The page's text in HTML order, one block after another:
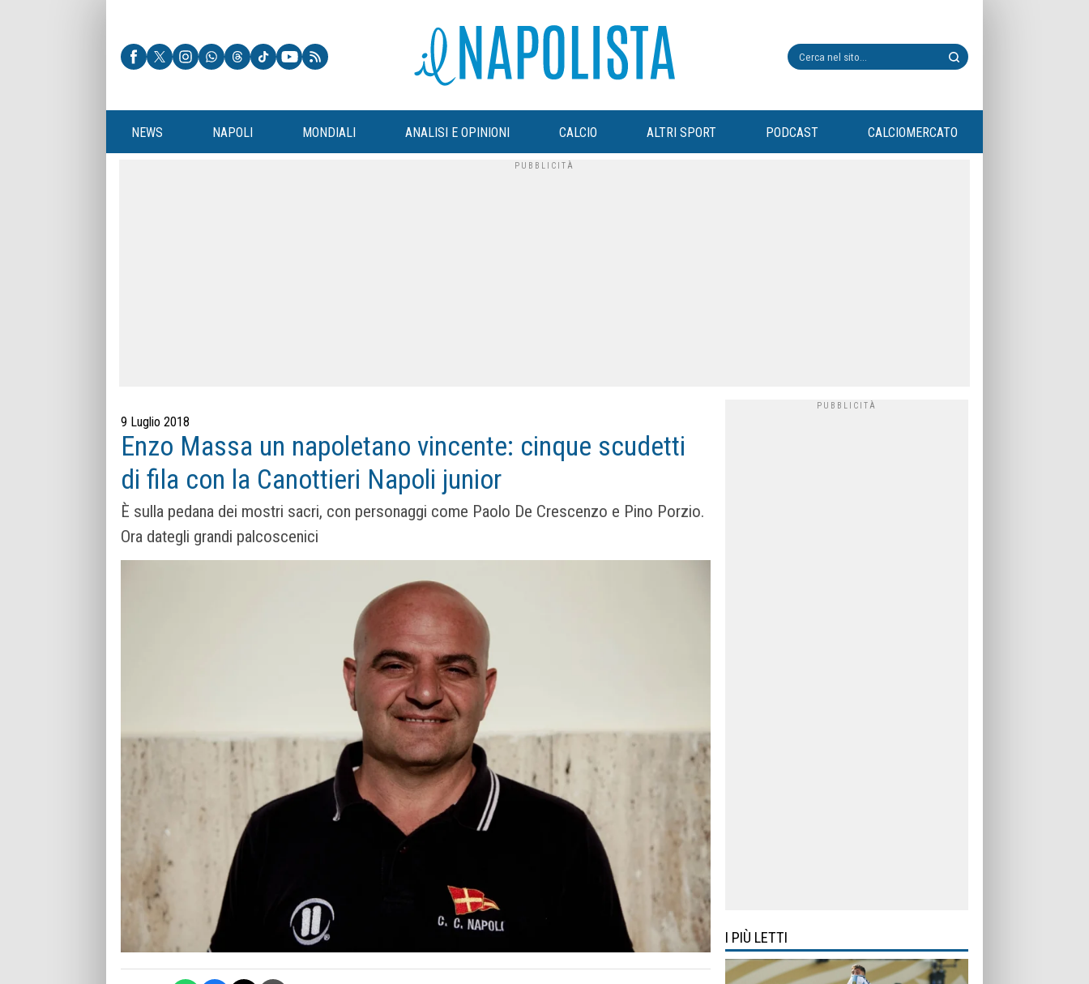
NEWS NAPOLI MONDIALI ANALISI E OPINIONI CALCIO ALTRI SPORT PODCAST CALCIOMERCATO
9 Luglio 2018
Enzo Massa un napoletano vincente: cinque scudetti
di fila con la Canottieri Napoli junior
È sulla pedana dei mostri sacri, con personaggi come Paolo De Crescenzo e Pino Porzio.
Ora dategli grandi palcoscenici
I PIÙ LETTI